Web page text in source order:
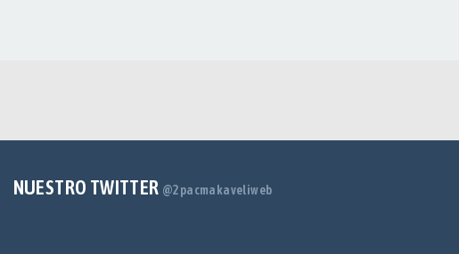
NUESTRO TWITTER @2pacmakaveliweb